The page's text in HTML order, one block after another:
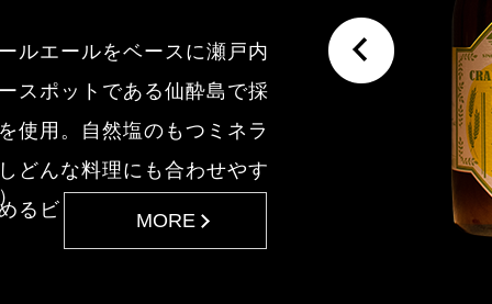
ルエールをベースに瀬戸内
スポットである仙酔島で採
使用。自然塩のもつミネラ
どんな料理にも合わせやす
るビールを目指しました
MORE